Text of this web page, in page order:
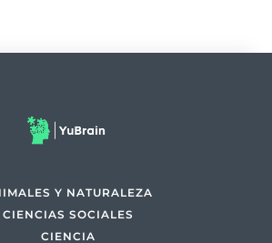
Y NATURALEZA
CIENCIAS SOCIALES
CIENCIA